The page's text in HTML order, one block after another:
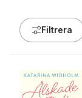
Filtrera